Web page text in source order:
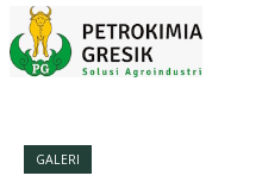
GALERI